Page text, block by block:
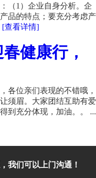
（1）企业自身分析。企
品的特点；要充分考虑产
[查看详情]
健康行，
各位亲们表现的不错哦，
须眉。大家团结互助有爱
到充分体现，加油。。 ...
我们可以上门沟通！